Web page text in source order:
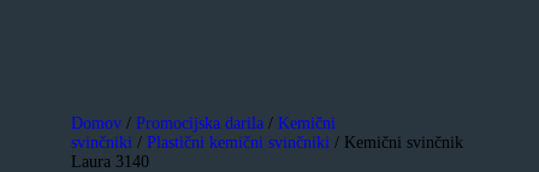
Domov / Promocijska darila / Kemični
svinčniki / Plastični kemični svinčniki / Kemični svinčnik
Laura 3140